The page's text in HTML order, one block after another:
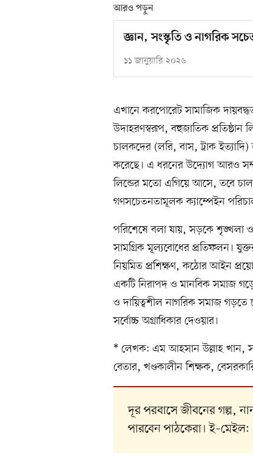
আরও পড়ুন
জ্ঞান, সংস্কৃতি ও নাগরিক
১১ জানুয়ারি ২০২৬
এখানে করপোরেট সামাজিক
উদাহরণস্বরূপ, বহুজাতিক প্রতিষ্ঠান
চালকদের (লরি, বাস, ট্রাক ইত্যাদি)
করেছে। এ ধরনের উদ্যোগ আরও
লিন্ডের মতো এগিয়ে আসে, তবে
গণসচেতনতামূলক ক্যাম্পেইন
পরিশেষে বলা যায়, সড়কে শৃঙ্খলা ও
সামগ্রিক মূল্যবোধের প্রতিফলন।
নিয়মিত প্রশিক্ষণ, কঠোর আইন
একটি নিরাপদ ও মানবিক সমাজ
ও দায়িত্বশীল নাগরিক সমাজ
সর্বোচ্চ অগ্রাধিকার দেওয়ার।
* লেখক: এম আহসান উল্লাহ খান,
বেতার, খণ্ডকালীন শিক্ষক, বেসরকারি
দূর পরবাসে জীবনের গল্প,
পারবেন পাঠকেরা। ই–মেইল: